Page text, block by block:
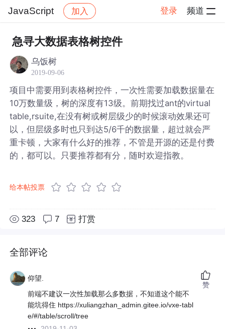
JavaScript 加入 登录 频道
社区 JavaScript 帖子详情
急寻大数据表格树控件
乌饭树
2019-09-06
项目中需要用到表格树控件，一次性需要加载数据量在
10万数量级，树的深度有13级。前期找过ant的virtual
table,rsuite,在没有树或树层级少的时候滚动效果还可
以，但层级多时也只到达5/6千的数据量，超过就会严
重卡顿，大家有什么好的推荐，不管是开源的还是付费
的，都可以。只要推荐都有分，随时欢迎指教。
给本帖投票
323 7 打赏
全部评论
仰望.
前端不建议一次性加载那么多数据，不知道这个能不
能坑得住 https://xuliangzhan_admin.gitee.io/vxe-tabl
e/#/table/scroll/tree
赞